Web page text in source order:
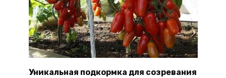
Уникальная подкормка для созревания